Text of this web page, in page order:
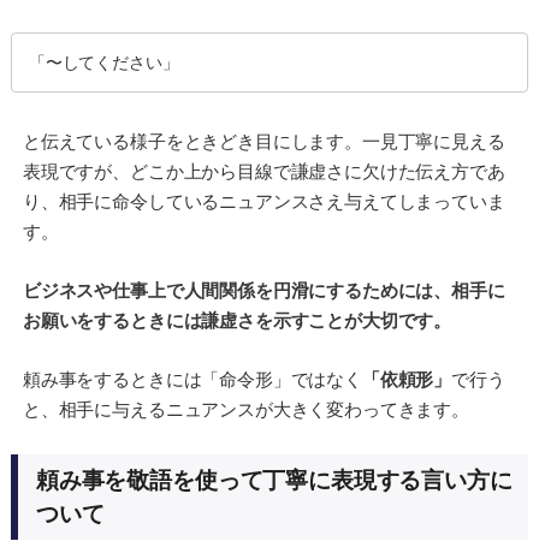
「〜してください」
と伝えている様子をときどき目にします。一見丁寧に見える
表現ですが、どこか上から目線で謙虚さに欠けた伝え方であ
り、相手に命令しているニュアンスさえ与えてしまっていま
す。
ビジネスや仕事上で人間関係を円滑にするためには、相手に
お願いをするときには謙虚さを示すことが大切です。
頼み事をするときには「命令形」ではなく 「依頼形」 で行う
と、相手に与えるニュアンスが大きく変わってきます。
頼み事を敬語を使って丁寧に表現する言い方に
ついて